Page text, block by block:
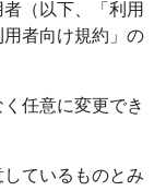
（以下、「利用
者向け規約」の
任意に変更でき
ているものとみ